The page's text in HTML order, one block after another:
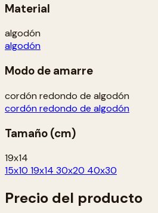
Material
algodón
algodón
Modo de amarre
cordón redondo de algodón
cordón redondo de algodón
Tamaño (cm)
19x14
15x10 19x14 30x20 40x30
Precio del producto